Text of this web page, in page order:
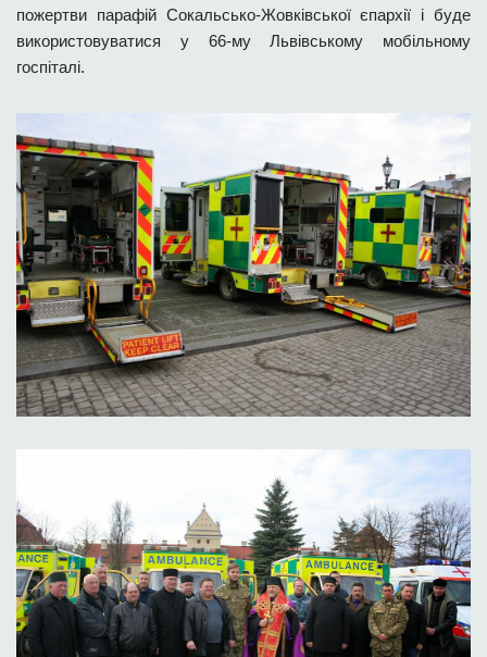
пожертви парафій Сокальсько-Жовківської єпархії і буде
використовуватися у 66-му Львівському мобільному
госпіталі.